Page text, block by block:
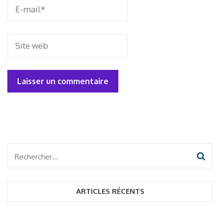
Rechercher :
ARTICLES RÉCENTS